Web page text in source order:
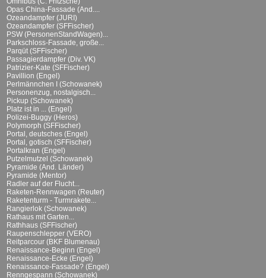
Opas China-Fassade (And....
Ozeandampfer (JURI)
Ozeandampfer (SFFischer)
PSW (PersonenStandWagen)...
Parkschloss-Fassade, große...
Parqüt (SFFischer)
Passagierdampfer (Div. VK)
Patrizier-Kate (SFFischer)
Pavillion (Engel)
Perlmännchen I (Schowanek)
Personenzug, nostalgisch...
Pickup (Schowanek)
Platz ist in ... (Engel)
Polizei-Buggy (Heros)
Polymorph (SFFischer)
Portal, deutsches (Engel)
Portal, gotisch (SFFischer)
Portalkran (Engel)
Putzelmutzel (Schowanek)
Pyramide (And. Länder)
Pyramide (Mentor)
Radler auf der Flucht...
Raketen-Rennwagen (Reuter)
Raketenturm - Turmrakete...
Rangierlok (Schowanek)
Rathaus mit Garten...
Rathhaus (SFFischer)
Raupenschlepper (VERO)
Reitparcour (BKF Blumenau)
Renaissance-Beginn (Engel)
Renaissance-Ecke (Engel)
Renaissance-Fassade? (Engel)
Renngespann (Schowanek)